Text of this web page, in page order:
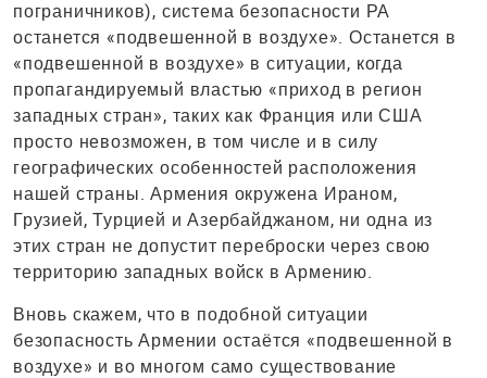
пограничников), система безопасности РА
останется «подвешенной в воздухе». Останется в
«подвешенной в воздухе» в ситуации, когда
пропагандируемый властью «приход в регион
западных стран», таких как Франция или США
просто невозможен, в том числе и в силу
географических особенностей расположения
нашей страны. Армения окружена Ираном,
Грузией, Турцией и Азербайджаном, ни одна из
этих стран не допустит переброски через свою
территорию западных войск в Армению.
Вновь скажем, что в подобной ситуации
безопасность Армении остаётся «подвешенной в
воздухе» и во многом само существование